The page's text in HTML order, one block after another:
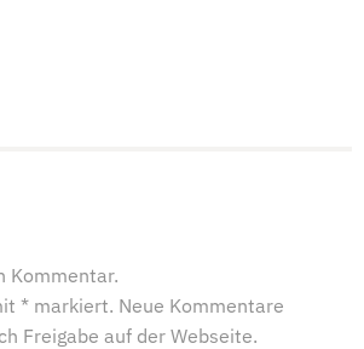
Kommentar.
* markiert. Neue Kommentare
Freigabe auf der Webseite.